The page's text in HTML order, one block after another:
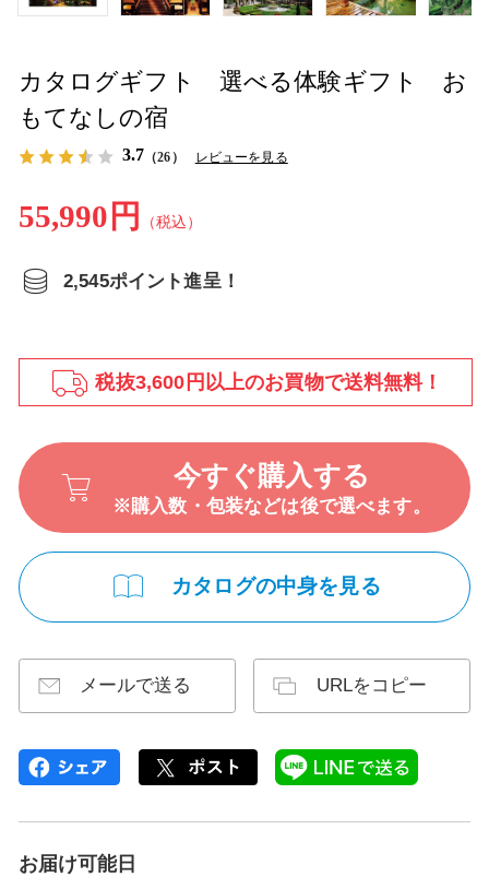
カタログギフト 選べる体験ギフト お
もてなしの宿
3.7 （26） レビューを見る
55,990円 （税込）
2,545ポイント進呈！
税抜3,600円以上のお買物で送料無料！
今すぐ購入する
※購入数・包装などは後で選べます。
カタログの中身を見る
メールで送る URLをコピー
お届け可能日